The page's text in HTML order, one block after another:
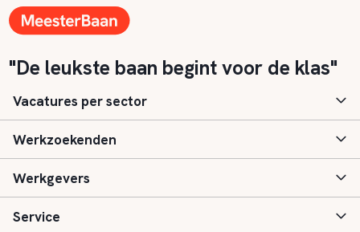
"De leukste baan begint voor de klas"
Vacatures per sector
Basisonderwijs
Speciaal (basis) onderwijs
Voortgezet onderwijs
Werkzoekenden
Aanmelden
Vacatures
Werkgevers
Inloggen
Service